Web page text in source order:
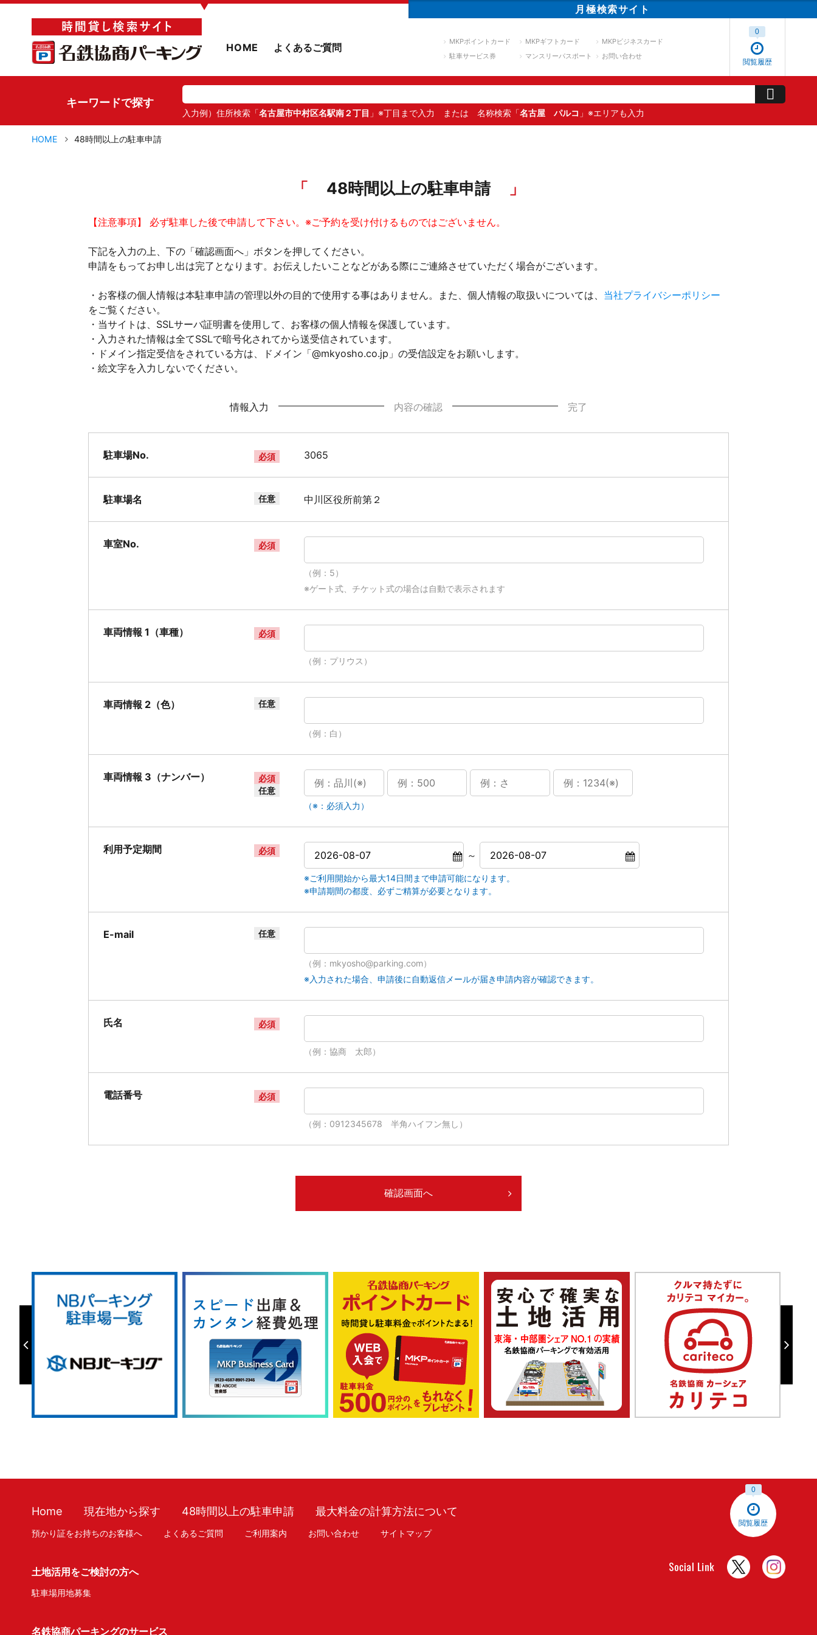
▼ 月極検索サイト
HOME よくあるご質問 MKPポイントカード MKPギフトカード
MKPビジネスカード
駐車サービス券
マンスリーパスポート お問い合わせ
閲覧履歴
0
キーワードで探す
入力例）住所検索「名古屋市中村区名駅南２丁目 」※丁目まで入力 または 名称検索「名古屋 パルコ 」※エリアも入力
HOME 48時間以上の駐車申請
48時間以上の駐車申請
【注意事項】 必ず駐車した後で申請して下さい。※ご予約を受け付けるものではございません。
下記を入力の上、下の「確認画面へ」ボタンを押してください。
申請をもってお申し出は完了となります。お伝えしたいことなどがある際にご連絡させていただく場合がございます。
・お客様の個人情報は本駐車申請の管理以外の目的で使用する事はありません。また、個人情報の取扱いについては、 当社プライバシーポリシー
をご覧ください。
・当サイトは、SSLサーバ証明書を使用して、お客様の個人情報を保護しています。
・入力された情報は全てSSLで暗号化されてから送受信されています。
・ドメイン指定受信をされている方は、ドメイン「@mkyosho.co.jp」の受信設定をお願いします。
・絵文字を入力しないでください。
情報入力 内容の確認 完了
駐車場No. 必須 3065
駐車場名 任意 中川区役所前第２
車室No. 必須
（例：5）
※ゲート式、チケット式の場合は自動で表示されます
車両情報 1（車種） 必須
（例：プリウス）
車両情報 2（色） 任意
（例：白）
車両情報 3（ナンバー）
必須
任意
（※：必須入力）
利用予定期間 必須 ～
※ご利用開始から最大14日間まで申請可能になります。
※申請期間の都度、必ずご精算が必要となります。
E-mail 任意
（例：mkyosho@parking.com）
※入力された場合、申請後に自動返信メールが届き申請内容が確認できます。
氏名 必須
（例：協商 太郎）
電話番号 必須
（例：0912345678 半角ハイフン無し）
閲覧履歴
0
Home 現在地から探す 48時間以上の駐車申請 最大料金の計算方法について
預かり証をお持ちのお客様へ よくあるご質問 ご利用案内 お問い合わせ サイトマップ
土地活用をご検討の方へ
駐車場用地募集
名鉄協商パーキングのサービス